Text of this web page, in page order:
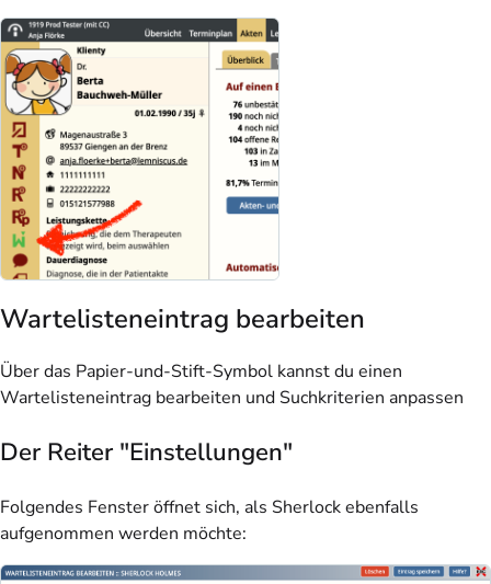
Wartelisteneintrag bearbeiten
Über das Papier-und-Stift-Symbol kannst du einen
Wartelisteneintrag bearbeiten und Suchkriterien anpassen
Der Reiter "Einstellungen"
Folgendes Fenster öffnet sich, als Sherlock ebenfalls
aufgenommen werden möchte: